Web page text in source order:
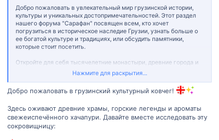
Добро пожаловать в увлекательный мир грузинской истории,
культуры и уникальных достопримечательностей. Этот раздел
нашего форума "Сарафан" посвящен всем, кто хочет
погрузиться в историческое наследие Грузии, узнать больше о
ее богатой культуре и традициях, или обсудить памятники,
которые стоит посетить.
Откройте для себя тысячелетние монастыри, древние города и
удивительные естественные пейзажи. Обменивайтесь советами
о музеях, которые стоит посетить, и праздниках, которые
необходимо увидеть. Узнайте больше о народном искусстве,
музыке, танцах и грузинской кухне.
В этом разделе вы можете задавать вопросы, делиться своими
знаниями и переживаниями, а также находить
единомышленников. Помогите другим участникам форума
раскрыть всю глубину и богатство грузинской культуры и
Нажмите для раскрытия...
Добро пожаловать в грузинский культурный ковчег!
Здесь оживают древние храмы, горские легенды и ароматы
свежеиспечённого хачапури. Давайте вместе исследовать эту
сокровищницу: